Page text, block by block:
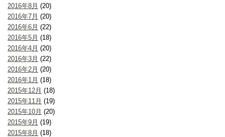
2016年8月 (20)
2016年7月 (20)
2016年6月 (22)
2016年5月 (18)
2016年4月 (20)
2016年3月 (22)
2016年2月 (20)
2016年1月 (18)
2015年12月 (18)
2015年11月 (19)
2015年10月 (20)
2015年9月 (19)
2015年8月 (18)